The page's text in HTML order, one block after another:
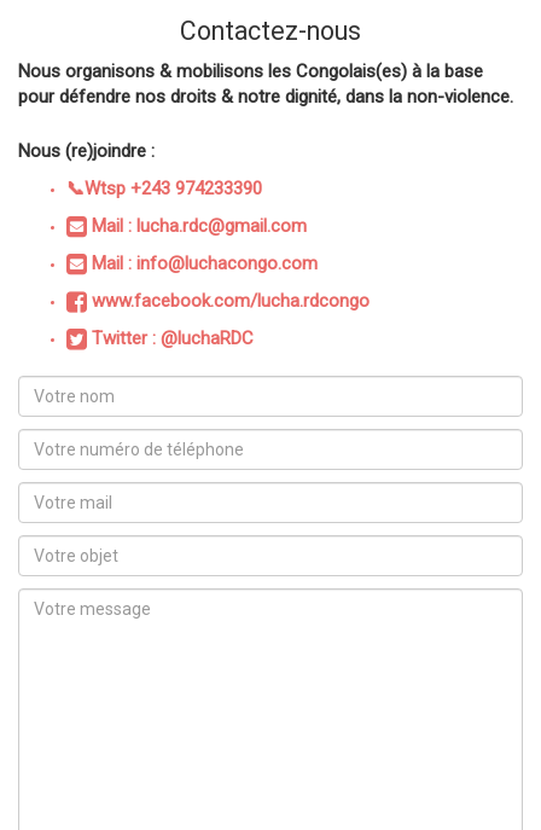
Contactez-nous
Nous organisons & mobilisons les Congolais(es) à la base
pour défendre nos droits & notre dignité, dans la non-violence.
Nous (re)joindre :
📞Wtsp +243 974233390
Mail : lucha.rdc@gmail.com
Mail : info@luchacongo.com
www.facebook.com/lucha.rdcongo
Twitter : @luchaRDC